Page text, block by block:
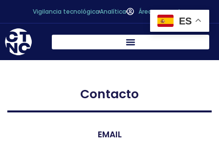
Vigilancia tecnológicaAnalítica Área personal
Contacto
EMAIL
ES